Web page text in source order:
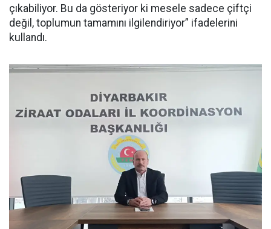
çıkabiliyor. Bu da gösteriyor ki mesele sadece çiftçi
değil, toplumun tamamını ilgilendiriyor” ifadelerini
kullandı.